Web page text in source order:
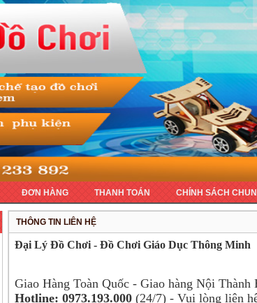
ĐƠN HÀNG THANH TOÁN CHÍNH SÁCH
THÔNG TIN LIÊN HỆ
Đại Lý Đồ Chơi - Đồ Chơi Giáo Dục Thông Minh
Giao Hàng Toàn Quốc - Giao hàng Nội
Hotline: 0973.193.000(24/7) - Vui lòng liên